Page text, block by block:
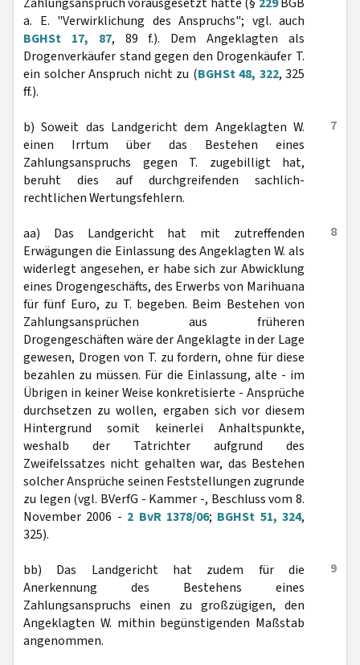
a. E. "Verwirklichung des Anspruchs"; vgl. auch
BGHSt 17, 87, 89 f.). Dem Angeklagten als
Drogenverkäufer stand gegen den Drogenkäufer T.
ein solcher Anspruch nicht zu (BGHSt 48, 322, 325
ff.).
7
b) Soweit das Landgericht dem Angeklagten W.
einen Irrtum über das Bestehen eines
Zahlungsanspruchs gegen T. zugebilligt hat,
beruht dies auf durchgreifenden sachlich-
rechtlichen Wertungsfehlern.
8
aa) Das Landgericht hat mit zutreffenden
Erwägungen die Einlassung des Angeklagten W. als
widerlegt angesehen, er habe sich zur Abwicklung
eines Drogengeschäfts, des Erwerbs von Marihuana
für fünf Euro, zu T. begeben. Beim Bestehen von
Zahlungsansprüchen aus früheren
Drogengeschäften wäre der Angeklagte in der Lage
gewesen, Drogen von T. zu fordern, ohne für diese
bezahlen zu müssen. Für die Einlassung, alte - im
Übrigen in keiner Weise konkretisierte - Ansprüche
durchsetzen zu wollen, ergaben sich vor diesem
Hintergrund somit keinerlei Anhaltspunkte,
weshalb der Tatrichter aufgrund des
Zweifelssatzes nicht gehalten war, das Bestehen
solcher Ansprüche seinen Feststellungen zugrunde
zu legen (vgl. BVerfG - Kammer -, Beschluss vom 8.
November 2006 - 2 BvR 1378/06; BGHSt 51, 324,
325).
9
bb) Das Landgericht hat zudem für die
Anerkennung des Bestehens eines
Zahlungsanspruchs einen zu großzügigen, den
Angeklagten W. mithin begünstigenden Maßstab
angenommen.